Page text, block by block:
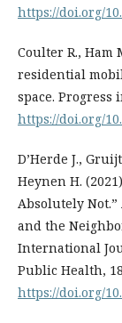
https://doi.org/
Coulter R., Ham
residential
space. Progress
https://doi.org/
D’Herde J.,
Heynen H.
Absolutely Not.”
and the
International
Public Health,
https://doi.org/